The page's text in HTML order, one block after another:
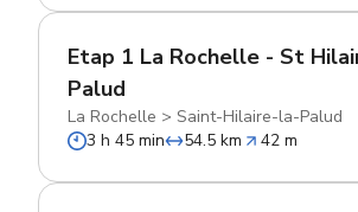
Etap 1 La Rochelle - St
Palud
La Rochelle > Saint-Hilaire-la-Palud
3 h 45 min
54.5 km 42 m